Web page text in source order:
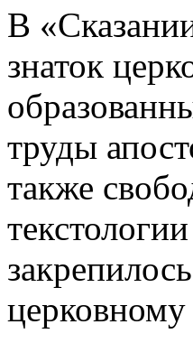
В
знаток
труды
также